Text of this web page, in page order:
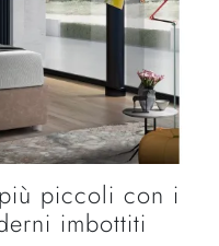
piccoli con i
imbottiti